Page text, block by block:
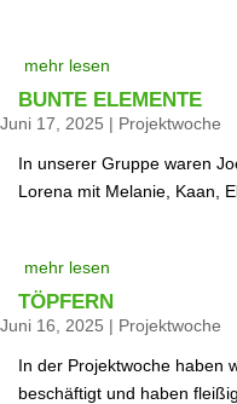
mehr lesen
BUNTE ELEMENTE
Juni 17, 2025 | Projektwoche
In unserer Gruppe waren
Lorena mit Melanie, Kaan,
mehr lesen
TÖPFERN
Juni 16, 2025 | Projektwoche
In der Projektwoche haben
beschäftigt und haben